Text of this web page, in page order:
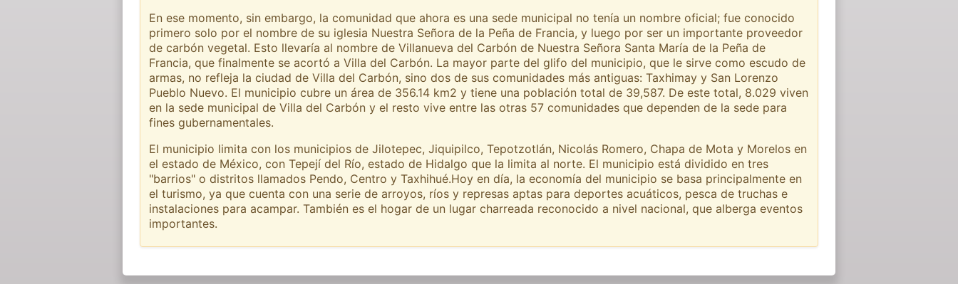
En ese momento, sin embargo, la comunidad que ahora es una sede municipal no tenía un nombre oficial; fue conocido
primero solo por el nombre de su iglesia Nuestra Señora de la Peña de Francia, y luego por ser un importante proveedor
de carbón vegetal. Esto llevaría al nombre de Villanueva del Carbón de Nuestra Señora Santa María de la Peña de
Francia, que finalmente se acortó a Villa del Carbón. La mayor parte del glifo del municipio, que le sirve como escudo de
armas, no refleja la ciudad de Villa del Carbón, sino dos de sus comunidades más antiguas: Taxhimay y San Lorenzo
Pueblo Nuevo. El municipio cubre un área de 356.14 km2 y tiene una población total de 39,587. De este total, 8.029 viven
en la sede municipal de Villa del Carbón y el resto vive entre las otras 57 comunidades que dependen de la sede para
fines gubernamentales.
El municipio limita con los municipios de Jilotepec, Jiquipilco, Tepotzotlán, Nicolás Romero, Chapa de Mota y Morelos en
el estado de México, con Tepejí del Río, estado de Hidalgo que la limita al norte. El municipio está dividido en tres
"barrios" o distritos llamados Pendo, Centro y Taxhihué.Hoy en día, la economía del municipio se basa principalmente en
el turismo, ya que cuenta con una serie de arroyos, ríos y represas aptas para deportes acuáticos, pesca de truchas e
instalaciones para acampar. También es el hogar de un lugar charreada reconocido a nivel nacional, que alberga eventos
importantes.